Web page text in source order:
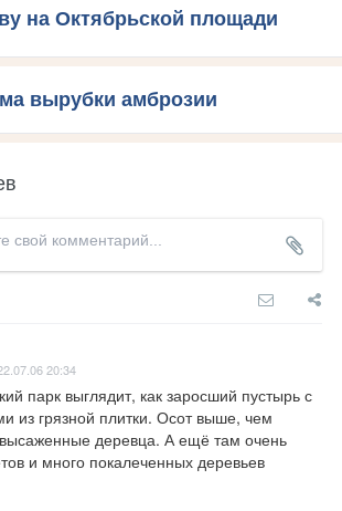
на Октябрьской площади
вырубки амброзии
20:34
парк выглядит, как заросший пустырь с
из грязной плитки. Осот выше, чем
деревца. А ещё там очень
и много покалеченных деревьев